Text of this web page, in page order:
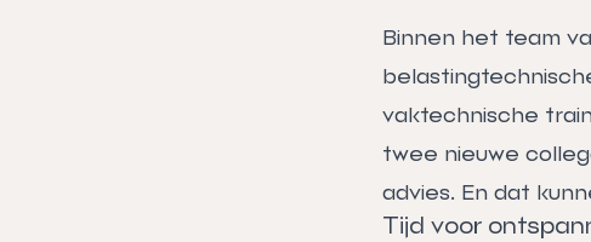
Binnen het team
vaktechnische
twee nieuwe
advies. En dat
Tijd voor